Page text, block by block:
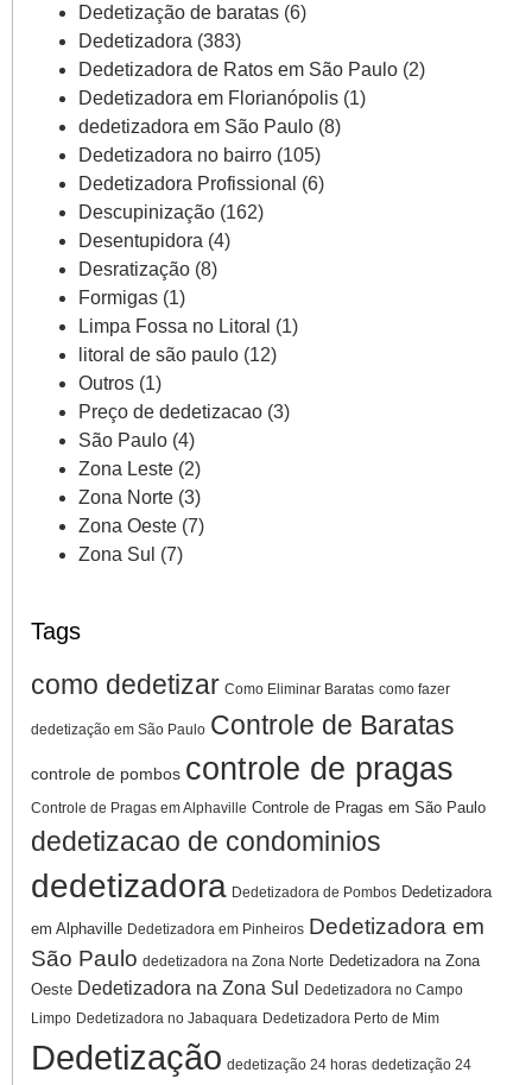
Dedetização de baratas (6)
Dedetizadora (383)
Dedetizadora de Ratos em São Paulo (2)
Dedetizadora em Florianópolis (1)
dedetizadora em São Paulo (8)
Dedetizadora no bairro (105)
Dedetizadora Profissional (6)
Descupinização (162)
Desentupidora (4)
Desratização (8)
Formigas (1)
Limpa Fossa no Litoral (1)
litoral de são paulo (12)
Outros (1)
Preço de dedetizacao (3)
São Paulo (4)
Zona Leste (2)
Zona Norte (3)
Zona Oeste (7)
Zona Sul (7)
Tags
como dedetizar Como Eliminar Baratas como fazer
dedetização em São Paulo Controle de Baratas
controle de pombos controle de pragas
Controle de Pragas em Alphaville Controle de Pragas em São Paulo
dedetizacao de condominios
dedetizadora Dedetizadora de Pombos Dedetizadora
em Alphaville Dedetizadora em Pinheiros Dedetizadora em
São Paulo dedetizadora na Zona Norte Dedetizadora na Zona
Oeste Dedetizadora na Zona Sul
Dedetizadora no Campo
Limpo Dedetizadora no Jabaquara Dedetizadora Perto de Mim
Dedetização dedetização 24 horas dedetização 24